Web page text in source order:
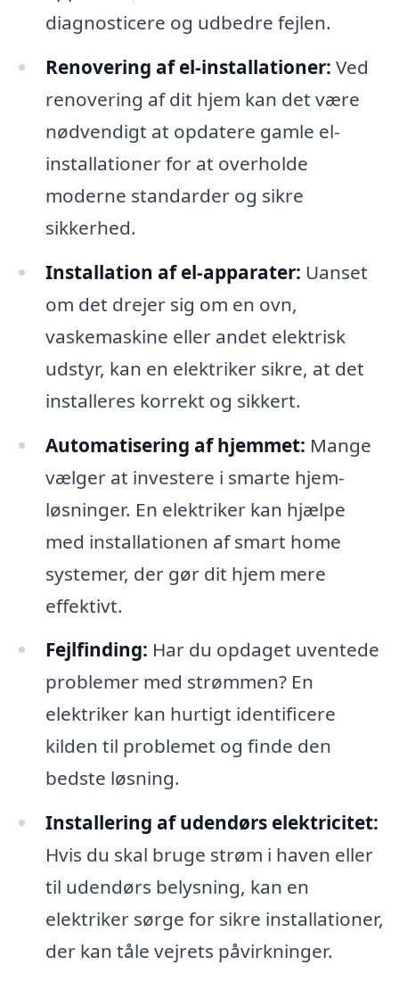
diagnosticere og udbedre fejlen.
Renovering af el-installationer: Ved
renovering af dit hjem kan det være
nødvendigt at opdatere gamle el-
installationer for at overholde
moderne standarder og sikre
sikkerhed.
Installation af el-apparater: Uanset
om det drejer sig om en ovn,
vaskemaskine eller andet elektrisk
udstyr, kan en elektriker sikre, at det
installeres korrekt og sikkert.
Automatisering af hjemmet: Mange
vælger at investere i smarte hjem-
løsninger. En elektriker kan hjælpe
med installationen af smart home
systemer, der gør dit hjem mere
effektivt.
Fejlfinding: Har du opdaget uventede
problemer med strømmen? En
elektriker kan hurtigt identificere
kilden til problemet og finde den
bedste løsning.
Installering af udendørs elektricitet:
Hvis du skal bruge strøm i haven eller
til udendørs belysning, kan en
elektriker sørge for sikre installationer,
der kan tåle vejrets påvirkninger.